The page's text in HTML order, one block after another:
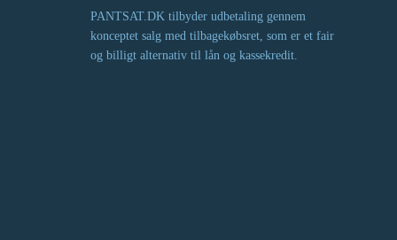
PANTSAT.DK tilbyder udbetaling gennem
konceptet salg med tilbagekøbsret, som er et fair
og billigt alternativ til lån og kassekredit.